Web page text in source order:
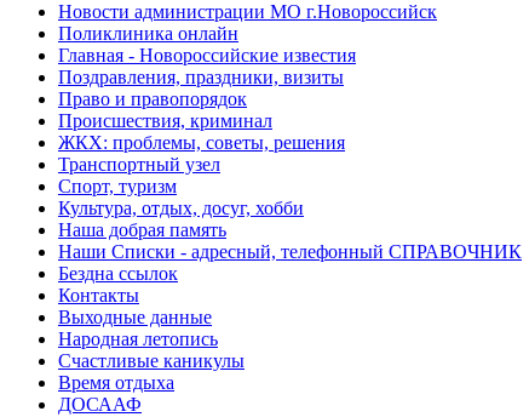
Новости администрации МО г.Новороссийск
Поликлиника онлайн
Главная - Новороссийские известия
Поздравления, праздники, визиты
Право и правопорядок
Происшествия, криминал
ЖКХ: проблемы, советы, решения
Транспортный узел
Спорт, туризм
Культура, отдых, досуг, хобби
Наша добрая память
Наши Списки - адресный, телефонный СПРАВОЧНИК
Бездна ссылок
Контакты
Выходные данные
Народная летопись
Счастливые каникулы
Время отдыха
ДОСААФ